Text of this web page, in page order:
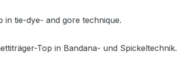
in tie-dye- and gore technique.
Top in Bandana- und Spickeltechnik.